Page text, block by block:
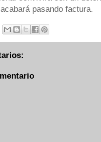
pasando factura.